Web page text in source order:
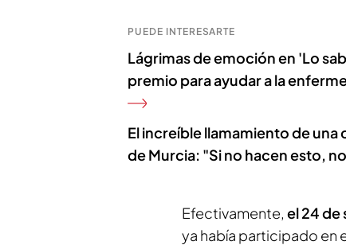
PUEDE INTERESARTE
Lágrimas de emoción en 'Lo
premio para ayudar a la
El increíble llamamiento de
de Murcia: "Si no hacen esto,
Efectivamente, el 24
ya había participado en